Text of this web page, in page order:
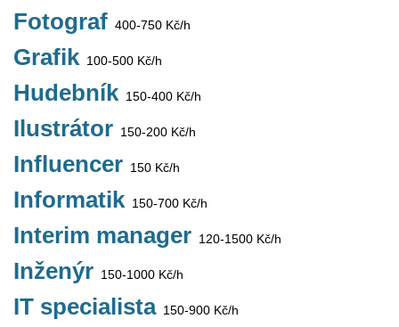
Fotograf 400-750 Kč/h
Grafik 100-500 Kč/h
Hudebník 150-400 Kč/h
Ilustrátor 150-200 Kč/h
Influencer 150 Kč/h
Informatik 150-700 Kč/h
Interim manager 120-1500 Kč/h
Inženýr 150-1000 Kč/h
IT specialista150-900 Kč/h